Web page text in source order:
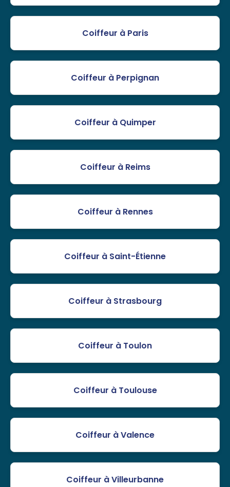
Coiffeur à Paris
Coiffeur à Perpignan
Coiffeur à Quimper
Coiffeur à Reims
Coiffeur à Rennes
Coiffeur à Saint-Étienne
Coiffeur à Strasbourg
Coiffeur à Toulon
Coiffeur à Toulouse
Coiffeur à Valence
Coiffeur à Villeurbanne